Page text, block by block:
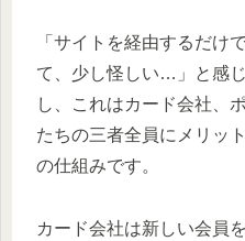
「サイトを経由するだけ
て、少し怪しい…」と感
し、これはカード会社、
たちの三者全員にメリッ
の仕組みです。
カード会社は新しい会員